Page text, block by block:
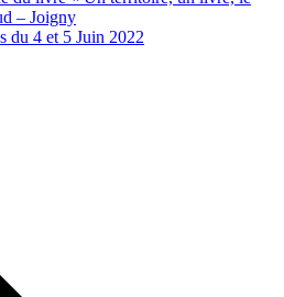
– Joigny
du 4 et 5 Juin 2022